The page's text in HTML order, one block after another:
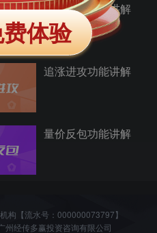
分
跟庄擒牛功能讲解
追涨进攻功能讲解
量价反包功能讲解
构【流水号：000000073797】
经传多赢投资咨询有限公司
体验